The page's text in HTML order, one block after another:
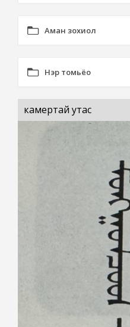
Аман зохиол
Нэр томьёо
камертай утас